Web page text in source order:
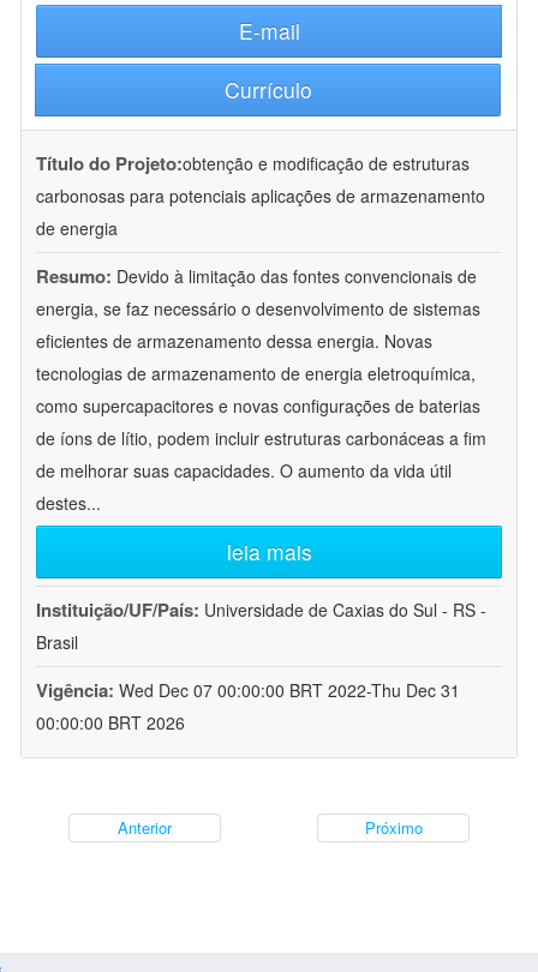
E-mail
Currículo
Título do Projeto:obtenção e modificação de estruturas
carbonosas para potenciais aplicações de armazenamento
de energia
Resumo: Devido à limitação das fontes convencionais de
energia, se faz necessário o desenvolvimento de sistemas
eficientes de armazenamento dessa energia. Novas
tecnologias de armazenamento de energia eletroquímica,
como supercapacitores e novas configurações de baterias
de íons de lítio, podem incluir estruturas carbonáceas a fim
de melhorar suas capacidades. O aumento da vida útil
destes...
leia mais
Instituição/UF/País: Universidade de Caxias do Sul - RS -
Brasil
Vigência: Wed Dec 07 00:00:00 BRT 2022-Thu Dec 31
00:00:00 BRT 2026
Anterior Próximo